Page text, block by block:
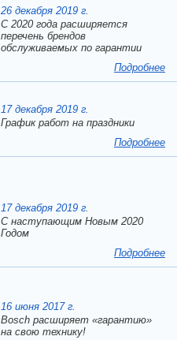
26 декабря 2019 г.
С 2020 года расширяется
перечень брендов
обслуживаемых по гарантии
Подробнее
17 декабря 2019 г.
График работ на праздники
Подробнее
17 декабря 2019 г.
C наступающим Новым 2020
Годом
Подробнее
16 июня 2017 г.
Bosch расширяет «гарантию»
на свою технику!